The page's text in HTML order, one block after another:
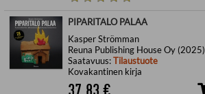
PIPARITALO PALAA
Kasper Strömman
Reuna Publishing House Oy (2025)
Saatavuus:Tilaustuote
Kovakantinen kirja